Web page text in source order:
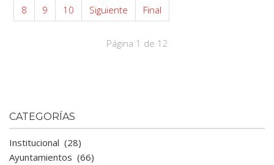
8
9 10 Siguiente Final
Página 1 de 12
CATEGORÍAS
Institucional (28)
Ayuntamientos (66)